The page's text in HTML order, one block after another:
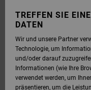
TREFFEN SIE
DATEN
Wir und unsere Partner
Technologie, um
und/oder darauf
Informationen (wie Ihre
verwendet werden, um
präsentieren, um die